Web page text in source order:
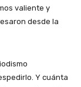
valiente y
desde la
Y cuánta